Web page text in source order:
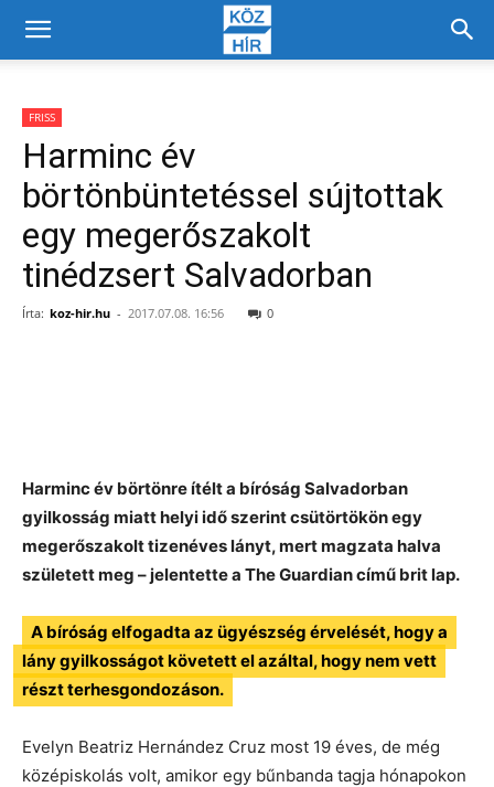
FRISS
Harminc év
börtönbüntetéssel sújtottak
egy megerőszakolt
tinédzsert Salvadorban
Írta: koz-hir.hu - 2017.07.08. 16:56 0
Harminc év börtönre ítélt a bíróság Salvadorban
gyilkosság miatt helyi idő szerint csütörtökön egy
megerőszakolt tizenéves lányt, mert magzata halva
született meg – jelentette a The Guardian című brit lap.
A bíróság elfogadta az ügyészség érvelését, hogy a
lány gyilkosságot követett el azáltal, hogy nem vett
részt terhesgondozáson.
Evelyn Beatriz Hernández Cruz most 19 éves, de még
középiskolás volt, amikor egy bűnbanda tagja hónapokon